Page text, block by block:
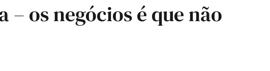
os negócios é que não